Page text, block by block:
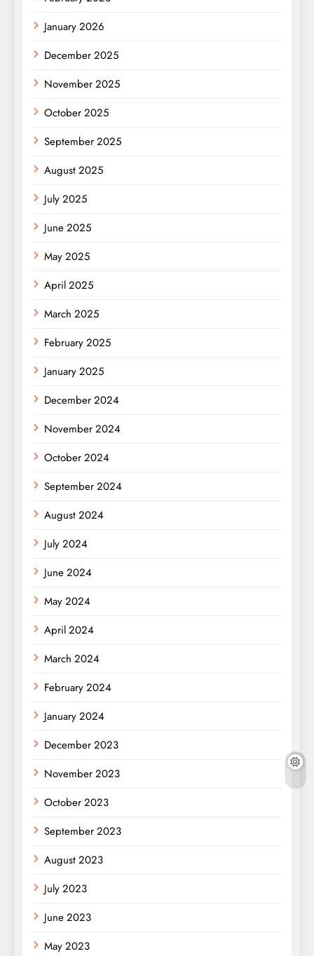
January 2026
December 2025
November 2025
October 2025
September 2025
August 2025
July 2025
June 2025
May 2025
April 2025
March 2025
February 2025
January 2025
December 2024
November 2024
October 2024
September 2024
August 2024
July 2024
June 2024
May 2024
April 2024
March 2024
February 2024
January 2024
December 2023
November 2023
October 2023
September 2023
August 2023
July 2023
June 2023
May 2023